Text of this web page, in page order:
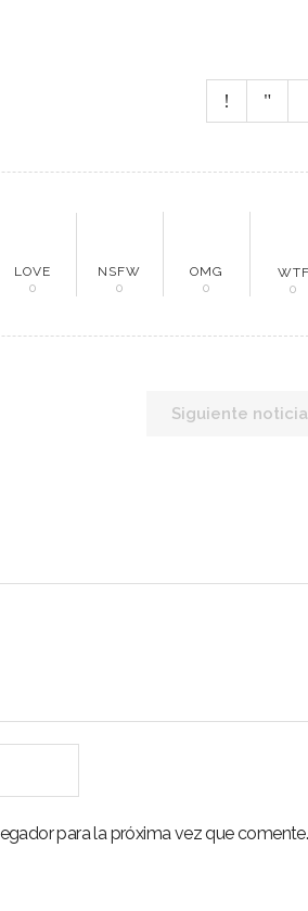
LOVE
0
NSFW
0
OMG
0
0
Siguiente noticia
para la próxima vez que comente.